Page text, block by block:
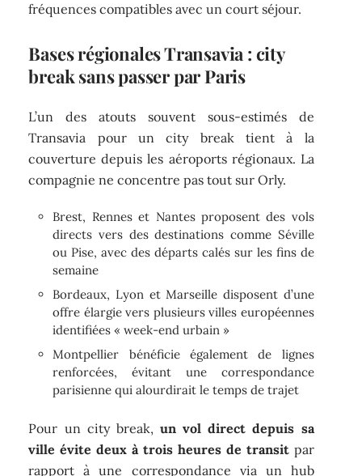
fréquences compatibles avec un court séjour.
Bases régionales Transavia : city
break sans passer par Paris
L’un des atouts souvent sous-estimés de
Transavia pour un city break tient à la
couverture depuis les aéroports régionaux. La
compagnie ne concentre pas tout sur Orly.
Brest, Rennes et Nantes proposent des vols
directs vers des destinations comme Séville
ou Pise, avec des départs calés sur les fins de
semaine
Bordeaux, Lyon et Marseille disposent d’une
offre élargie vers plusieurs villes européennes
identifiées « week-end urbain »
Montpellier bénéficie également de lignes
renforcées, évitant une correspondance
parisienne qui alourdirait le temps de trajet
Pour un city break, un vol direct depuis sa
ville évite deux à trois heures de transitpar
rapport à une correspondance via un hub